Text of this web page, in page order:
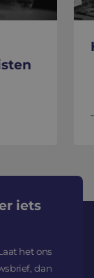
iets
het ons
dan